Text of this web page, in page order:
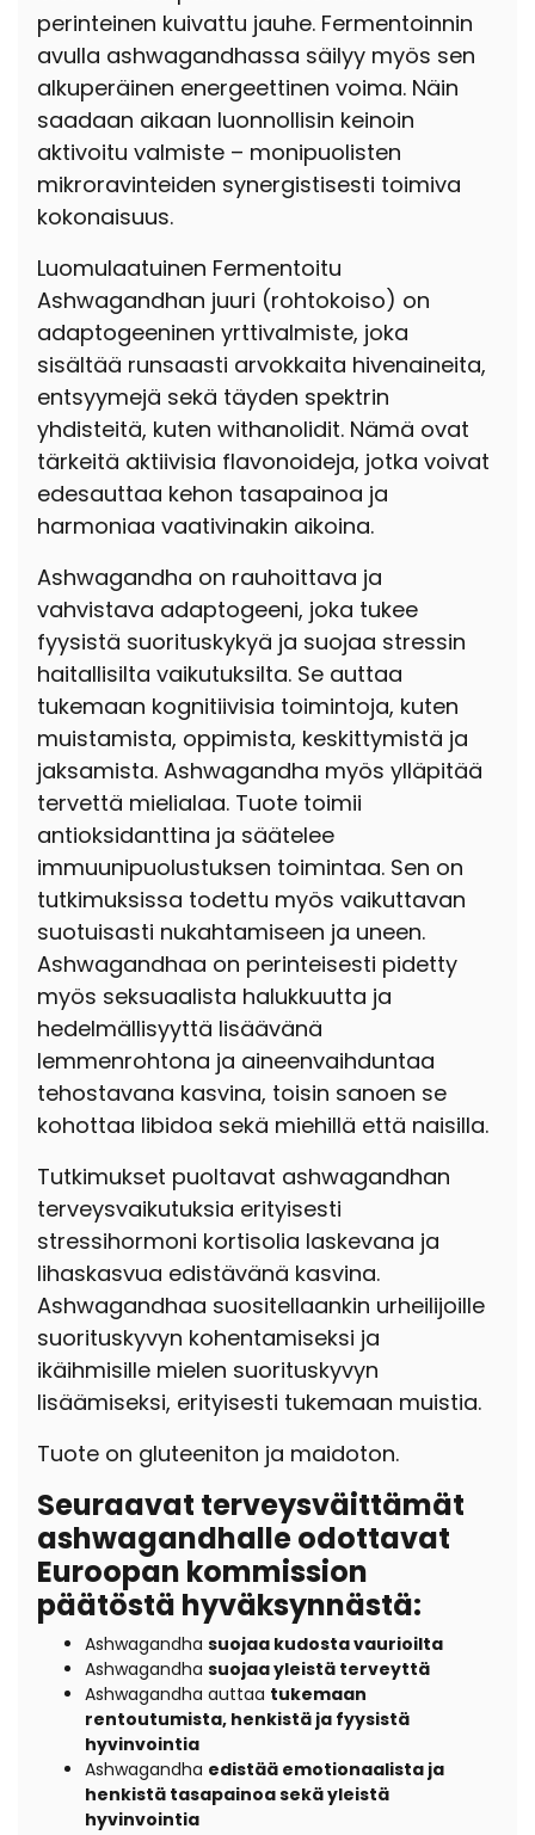
perinteinen kuivattu jauhe. Fermentoinnin
avulla ashwagandhassa säilyy myös sen
alkuperäinen energeettinen voima. Näin
saadaan aikaan luonnollisin keinoin
aktivoitu valmiste – monipuolisten
mikroravinteiden synergistisesti toimiva
kokonaisuus.
Luomulaatuinen Fermentoitu
Ashwagandhan juuri (rohtokoiso) on
adaptogeeninen yrttivalmiste, joka
sisältää runsaasti arvokkaita hivenaineita,
entsyymejä sekä täyden spektrin
yhdisteitä, kuten withanolidit. Nämä ovat
tärkeitä aktiivisia flavonoideja, jotka voivat
edesauttaa kehon tasapainoa ja
harmoniaa vaativinakin aikoina.
Ashwagandha on rauhoittava ja
vahvistava adaptogeeni, joka tukee
fyysistä suorituskykyä ja suojaa stressin
haitallisilta vaikutuksilta. Se auttaa
tukemaan kognitiivisia toimintoja, kuten
muistamista, oppimista, keskittymistä ja
jaksamista. Ashwagandha myös ylläpitää
tervettä mielialaa. Tuote toimii
antioksidanttina ja säätelee
immuunipuolustuksen toimintaa. Sen on
tutkimuksissa todettu myös vaikuttavan
suotuisasti nukahtamiseen ja uneen.
Ashwagandhaa on perinteisesti pidetty
myös seksuaalista halukkuutta ja
hedelmällisyyttä lisäävänä
lemmenrohtona ja aineenvaihduntaa
tehostavana kasvina, toisin sanoen se
kohottaa libidoa sekä miehillä että naisilla.
Tutkimukset puoltavat ashwagandhan
terveysvaikutuksia erityisesti
stressihormoni kortisolia laskevana ja
lihaskasvua edistävänä kasvina.
Ashwagandhaa suositellaankin urheilijoille
suorituskyvyn kohentamiseksi ja
ikäihmisille mielen suorituskyvyn
lisäämiseksi, erityisesti tukemaan muistia.
Tuote on gluteeniton ja maidoton.
Seuraavat terveysväittämät
ashwagandhalle odottavat
Euroopan kommission
päätöstä hyväksynnästä:
Ashwagandha suojaa kudosta vaurioilta
Ashwagandha suojaa yleistä terveyttä
Ashwagandha auttaa tukemaan
rentoutumista, henkistä ja fyysistä
hyvinvointia
Ashwagandha edistää emotionaalista ja
henkistä tasapainoa sekä yleistä
hyvinvointia